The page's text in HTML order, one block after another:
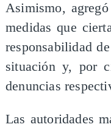
Asimismo,
medidas que
responsabilidad
situación y, por
denuncias
Las autoridades